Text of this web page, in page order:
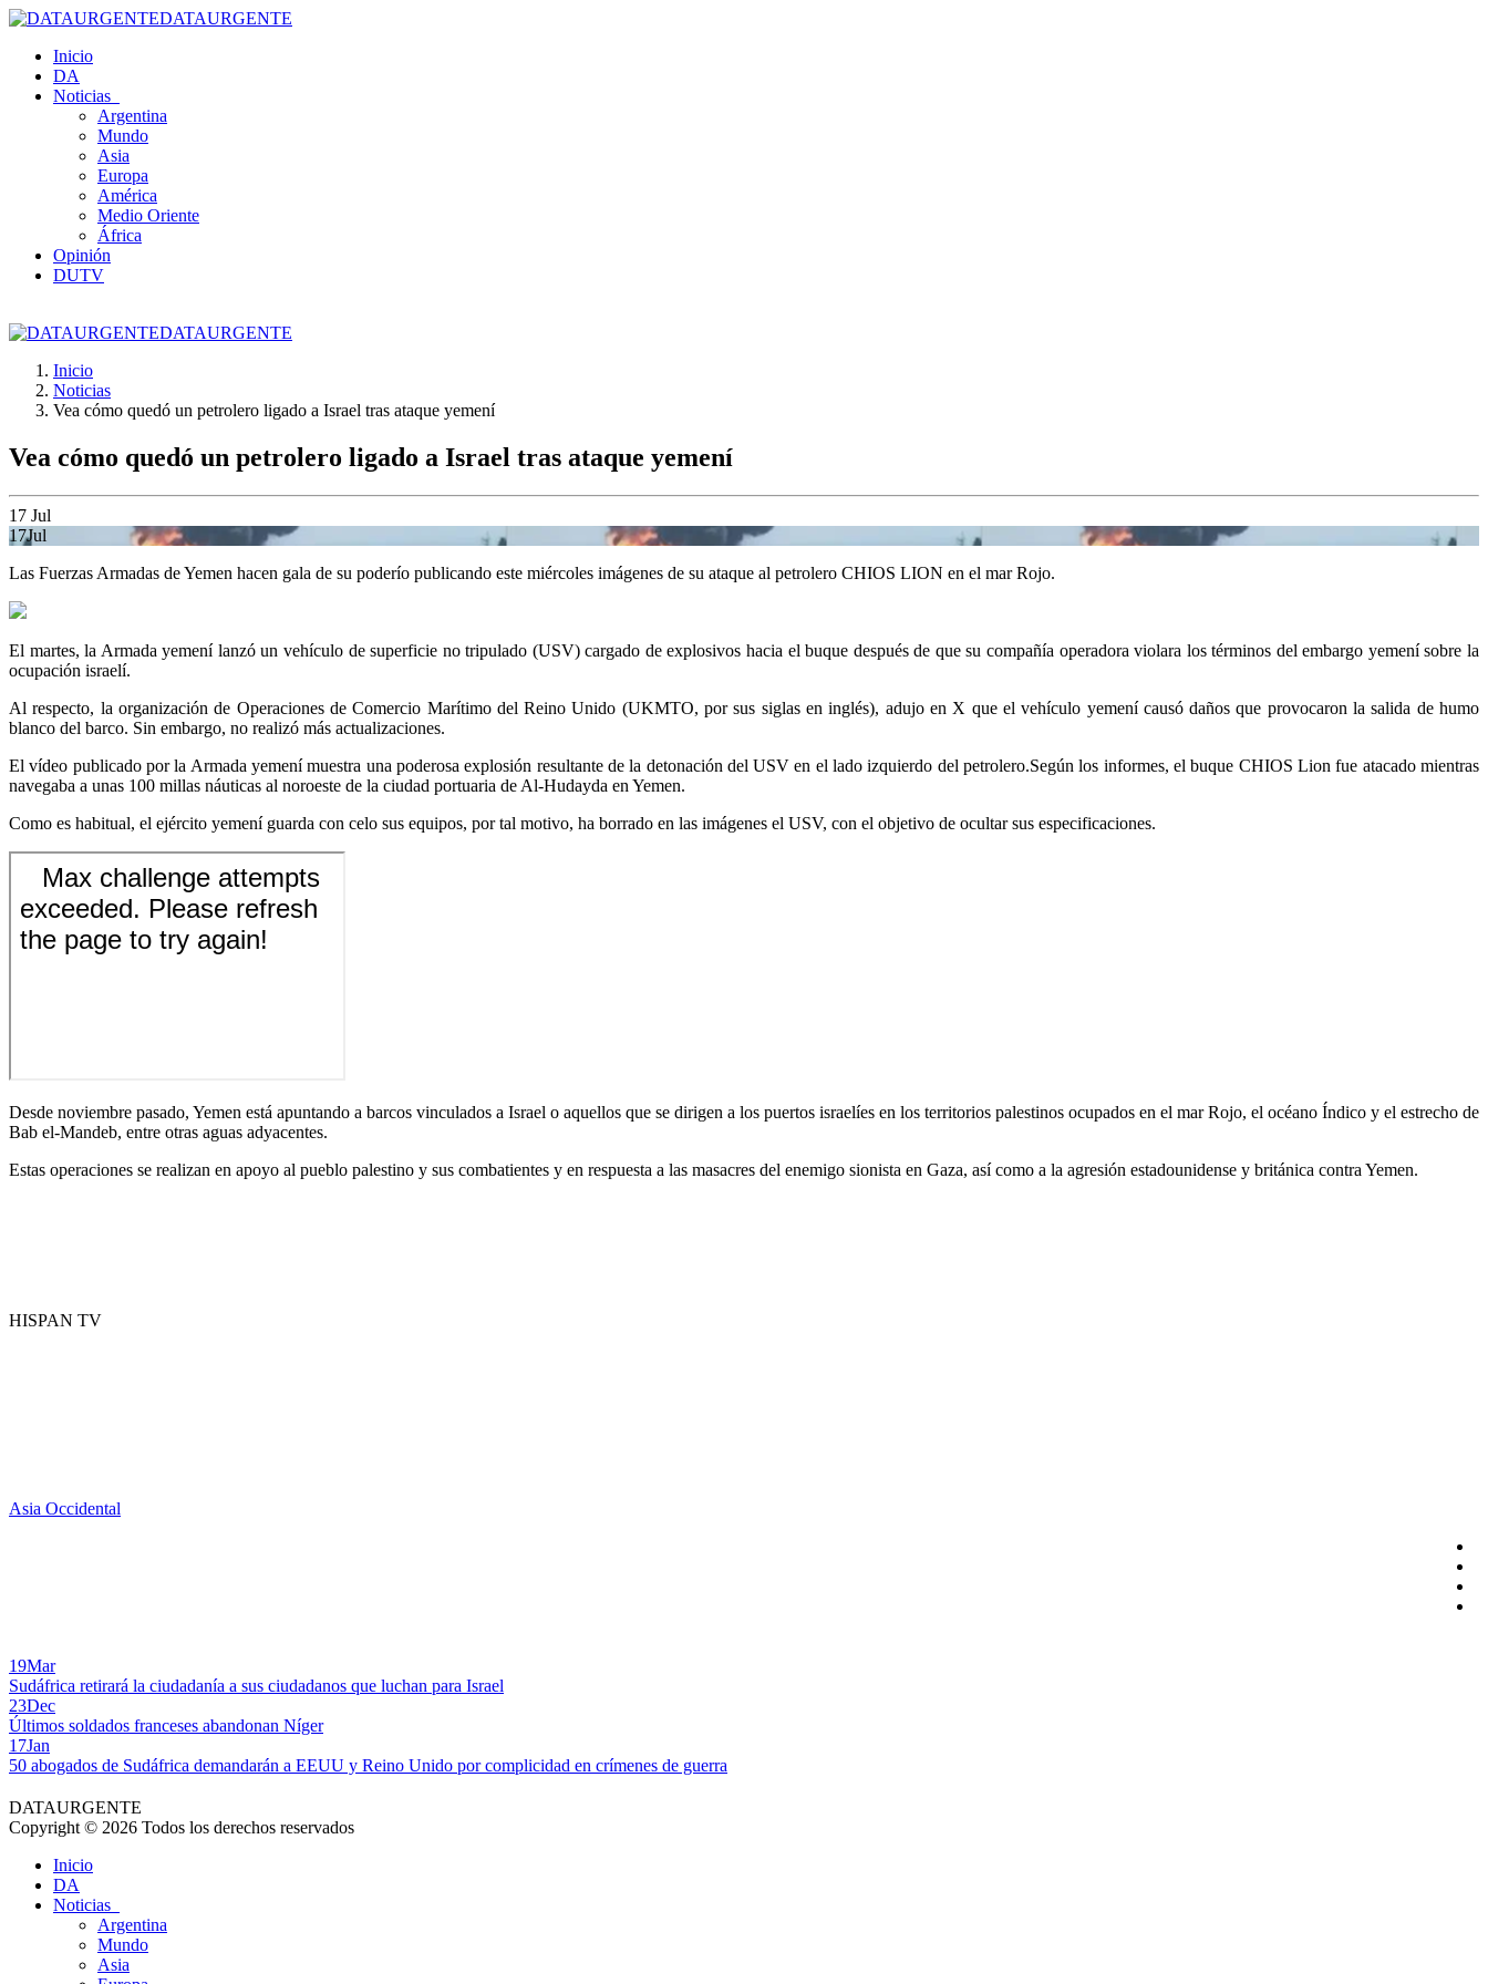
DATAURGENTE
Inicio
DA
Noticias
Argentina
Mundo
Asia
Europa
América
Medio Oriente
África
Opinión
DUTV
DATAURGENTE
Inicio
Noticias
Vea cómo quedó un petrolero ligado a Israel tras ataque yemení
Vea cómo quedó un petrolero ligado a Israel tras ataque yemení
17 Jul
17Jul
Las Fuerzas Armadas de Yemen hacen gala de su poderío publicando este miércoles imágenes de su ataque al petrolero CHIOS LION en el mar Rojo.
El martes, la Armada yemení lanzó un vehículo de superficie no tripulado (USV) cargado de explosivos hacia el buque después de que su compañía operadora violara los términos del embargo yemení sobre la
ocupación israelí.
Al respecto, la organización de Operaciones de Comercio Marítimo del Reino Unido (UKMTO, por sus siglas en inglés), adujo en X que el vehículo yemení causó daños que provocaron la salida de humo
blanco del barco. Sin embargo, no realizó más actualizaciones.
El vídeo publicado por la Armada yemení muestra una poderosa explosión resultante de la detonación del USV en el lado izquierdo del petrolero.Según los informes, el buque CHIOS Lion fue atacado mientras
navegaba a unas 100 millas náuticas al noroeste de la ciudad portuaria de Al-Hudayda en Yemen.
Como es habitual, el ejército yemení guarda con celo sus equipos, por tal motivo, ha borrado en las imágenes el USV, con el objetivo de ocultar sus especificaciones.
Desde noviembre pasado, Yemen está apuntando a barcos vinculados a Israel o aquellos que se dirigen a los puertos israelíes en los territorios palestinos ocupados en el mar Rojo, el océano Índico y el estrecho de
Bab el-Mandeb, entre otras aguas adyacentes.
Estas operaciones se realizan en apoyo al pueblo palestino y sus combatientes y en respuesta a las masacres del enemigo sionista en Gaza, así como a la agresión estadounidense y británica contra Yemen.
HISPAN TV
Asia Occidental
19Mar
Sudáfrica retirará la ciudadanía a sus ciudadanos que luchan para Israel
23Dec
Últimos soldados franceses abandonan Níger
17Jan
50 abogados de Sudáfrica demandarán a EEUU y Reino Unido por complicidad en crímenes de guerra
DATAURGENTE
Copyright © 2026 Todos los derechos reservados
Inicio
DA
Noticias
Argentina
Mundo
Asia